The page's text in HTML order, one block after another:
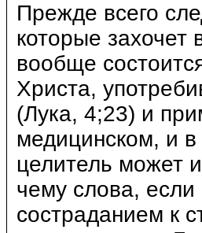
Прежде всего
которые захочет
вообще
Христа,
(Лука, 4;23) и
медицинском, и
целитель может
чему слова, если
состраданием к